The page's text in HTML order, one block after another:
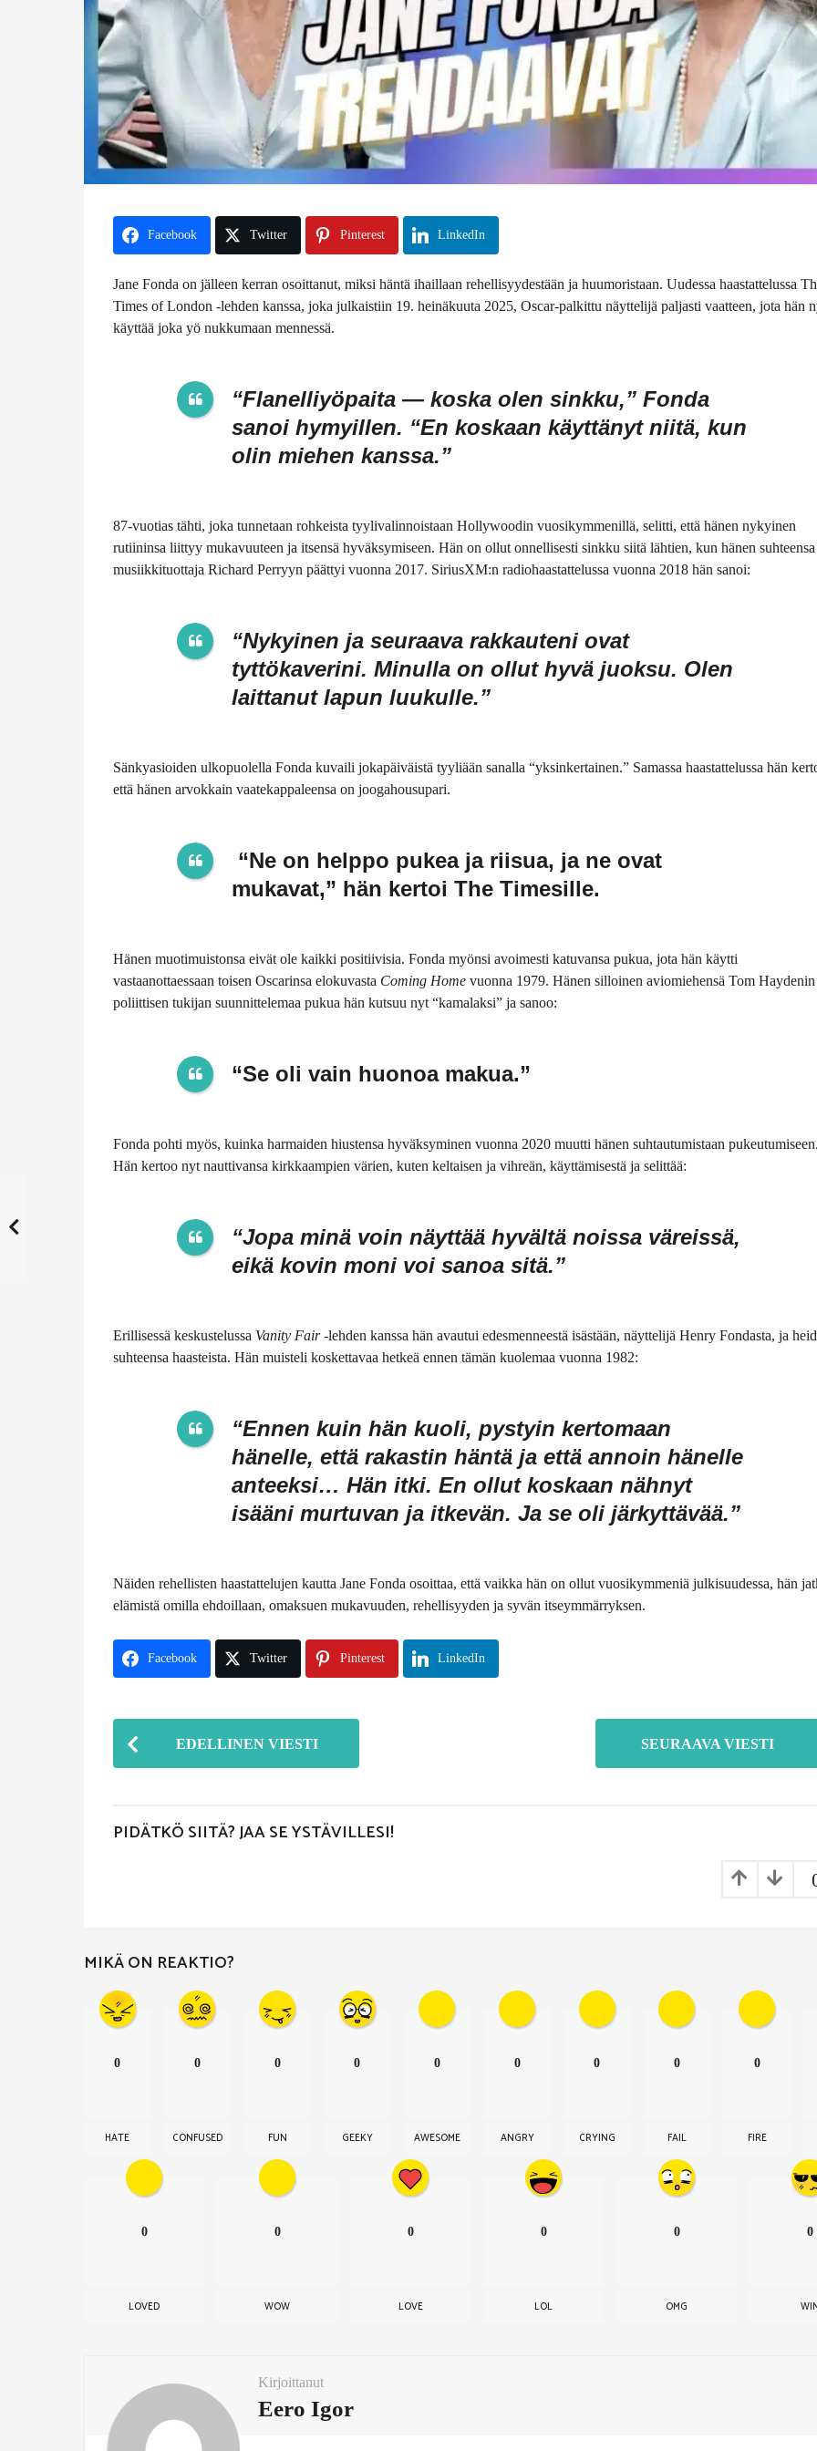
n
Facebook Twitter Pinterest LinkedIn
Jane Fonda on jälleen kerran osoittanut, miksi häntä ihaillaan rehellisyydestään ja huumoristaan. Uudessa haastattelussa
Times of London -lehden kanssa, joka julkaistiin 19. heinäkuuta 2025, Oscar-palkittu näyttelijä paljasti vaatteen, jota hän
käyttää joka yö nukkumaan mennessä.
“Flanelliyöpaita — koska olen sinkku,” Fonda
sanoi hymyillen. “En koskaan käyttänyt niitä, kun
olin miehen kanssa.”
87-vuotias tähti, joka tunnetaan rohkeista tyylivalinnoistaan Hollywoodin vuosikymmenillä, selitti, että hänen nykyinen
rutiininsa liittyy mukavuuteen ja itsensä hyväksymiseen. Hän on ollut onnellisesti sinkku siitä lähtien, kun hänen suhteensa
musiikkituottaja Richard Perryyn päättyi vuonna 2017. SiriusXM:n radiohaastattelussa vuonna 2018 hän sanoi:
“Nykyinen ja seuraava rakkauteni ovat
tyttökaverini. Minulla on ollut hyvä juoksu. Olen
laittanut lapun luukulle.”
Sänkyasioiden ulkopuolella Fonda kuvaili jokapäiväistä tyyliään sanalla “yksinkertainen.” Samassa haastattelussa hän
että hänen arvokkain vaatekappaleensa on joogahousupari.
“Ne on helppo pukea ja riisua, ja ne ovat
mukavat,” hän kertoi The Timesille.
Hänen muotimuistonsa eivät ole kaikki positiivisia. Fonda myönsi avoimesti katuvansa pukua, jota hän käytti
vastaanottaessaan toisen Oscarinsa elokuvasta Coming Home vuonna 1979. Hänen silloinen aviomiehensä Tom Haydenin
poliittisen tukijan suunnittelemaa pukua hän kutsuu nyt “kamalaksi” ja sanoo:
“Se oli vain huonoa makua.”
Fonda pohti myös, kuinka harmaiden hiustensa hyväksyminen vuonna 2020 muutti hänen suhtautumistaan
Hän kertoo nyt nauttivansa kirkkaampien värien, kuten keltaisen ja vihreän, käyttämisestä ja selittää:
“Jopa minä voin näyttää hyvältä noissa väreissä,
eikä kovin moni voi sanoa sitä.”
Erillisessä keskustelussa Vanity Fair-lehden kanssa hän avautui edesmenneestä isästään, näyttelijä Henry Fondasta, ja
suhteensa haasteista. Hän muisteli koskettavaa hetkeä ennen tämän kuolemaa vuonna 1982:
“Ennen kuin hän kuoli, pystyin kertomaan
hänelle, että rakastin häntä ja että annoin hänelle
anteeksi… Hän itki. En ollut koskaan nähnyt
isääni murtuvan ja itkevän. Ja se oli järkyttävää.”
Näiden rehellisten haastattelujen kautta Jane Fonda osoittaa, että vaikka hän on ollut vuosikymmeniä julkisuudessa, hän
elämistä omilla ehdoillaan, omaksuen mukavuuden, rehellisyyden ja syvän itseymmärryksen.
Facebook Twitter Pinterest LinkedIn
o
t
n
a
t
i
EDELLINEN VIESTI SEURAAVA VIESTI
PIDÄTKÖ SIITÄ? JAA SE YSTÄVILLESI!
MIKÄ ON REAKTIO?
0
HATE
0
CONFUSED
0
FUN
0
GEEKY
0
AWESOME
0
ANGRY
0
CRYING
0
FAIL
0
FIRE
0
LOVED
0
WOW
0
LOVE
0
LOL
0
OMG
0
Kirjoittanut
Eero Igor